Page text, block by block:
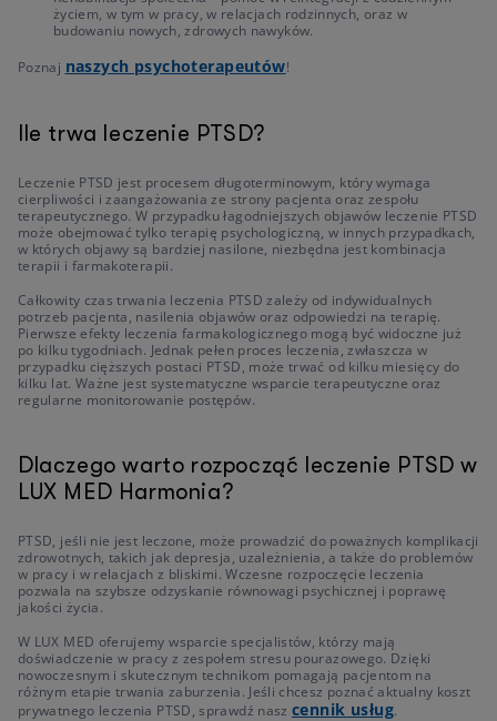
życiem, w tym w pracy, w relacjach rodzinnych, oraz w
budowaniu nowych, zdrowych nawyków.
Poznaj naszych psychoterapeutów!
Ile trwa leczenie PTSD?
Leczenie PTSD jest procesem długoterminowym, który wymaga
cierpliwości i zaangażowania ze strony pacjenta oraz zespołu
terapeutycznego. W przypadku łagodniejszych objawów leczenie PTSD
może obejmować tylko terapię psychologiczną, w innych przypadkach,
w których objawy są bardziej nasilone, niezbędna jest kombinacja
terapii i farmakoterapii.
Całkowity czas trwania leczenia PTSD zależy od indywidualnych
potrzeb pacjenta, nasilenia objawów oraz odpowiedzi na terapię.
Pierwsze efekty leczenia farmakologicznego mogą być widoczne już
po kilku tygodniach. Jednak pełen proces leczenia, zwłaszcza w
przypadku cięższych postaci PTSD, może trwać od kilku miesięcy do
kilku lat. Ważne jest systematyczne wsparcie terapeutyczne oraz
regularne monitorowanie postępów.
Dlaczego warto rozpocząć leczenie PTSD w
LUX MED Harmonia?
PTSD, jeśli nie jest leczone, może prowadzić do poważnych komplikacji
zdrowotnych, takich jak depresja, uzależnienia, a także do problemów
w pracy i w relacjach z bliskimi. Wczesne rozpoczęcie leczenia
pozwala na szybsze odzyskanie równowagi psychicznej i poprawę
jakości życia.
W LUX MED oferujemy wsparcie specjalistów, którzy mają
doświadczenie w pracy z zespołem stresu pourazowego. Dzięki
nowoczesnym i skutecznym technikom pomagają pacjentom na
różnym etapie trwania zaburzenia. Jeśli chcesz poznać aktualny koszt
prywatnego leczenia PTSD, sprawdź naszcennik usług.